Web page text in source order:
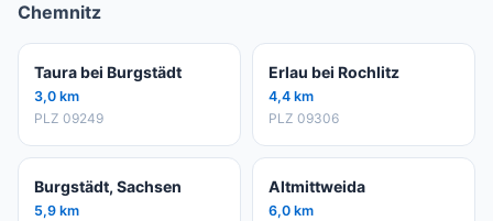
Chemnitz
Taura bei Burgstädt
3,0 km
PLZ 09249
Erlau bei Rochlitz
4,4 km
PLZ 09306
Burgstädt, Sachsen
5,9 km
Altmittweida
6,0 km